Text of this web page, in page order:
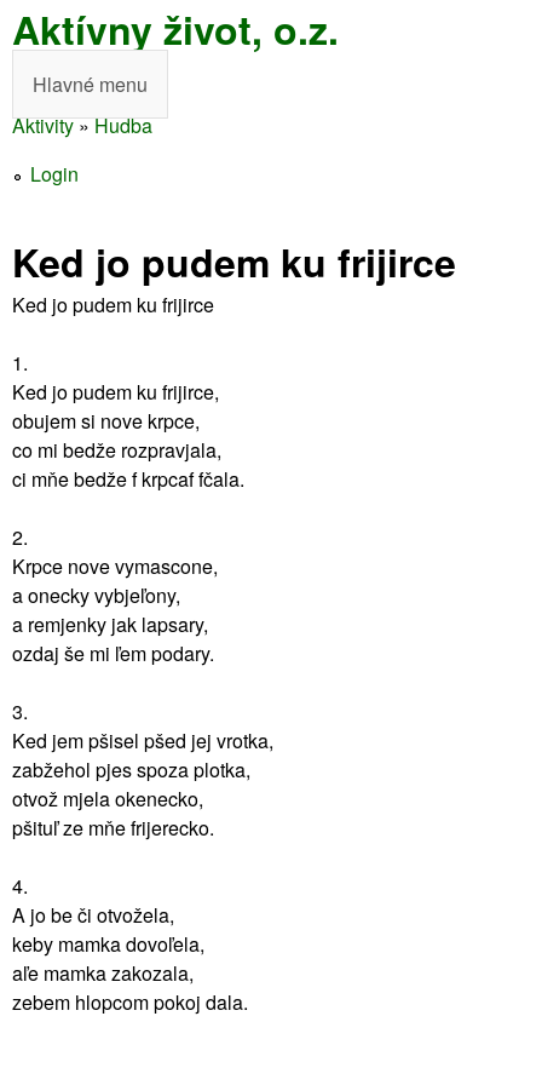
Skočiť
na
Aktívny život, o.z.
l
a
n
é
m
e
n
u
Hlavné menu
Nachádzate
tu
Aktivity»Hudba
Login
Ked jo pudem ku frijirce
Ked jo pudem ku frijirce
1.
Ked jo pudem ku frijirce,
obujem si nove krpce,
co mi bedže rozpravjala,
ci mňe bedže f krpcaf fčala.
2.
Krpce nove vymascone,
a onecky vybjeľony,
a remjenky jak lapsary,
ozdaj še mi ľem podary.
3.
Ked jem pšisel pšed jej vrotka,
zabžehol pjes spoza plotka,
otvož mjela okenecko,
pšituľ ze mňe frijerecko.
4.
A jo be či otvožela,
keby mamka dovoľela,
aľe mamka zakozala,
zebem hlopcom pokoj dala.